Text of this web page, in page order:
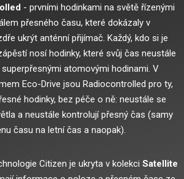
- prvními hodinkami na světě řízenými
přesného času, které dokázaly v
ukrýt anténní přijímač. Každý, kdo si je
nosí hodinky, které svůj čas neustále
atomovými hodinami. V
Eco-Drive jsou Radiocontrolled pro ty,
hodinky, bez péče o ně: neustále se
a neustále kontrolují přesný čas (samy
času na letní čas a naopak).
Citizen je ukryta v kolekci Satellite